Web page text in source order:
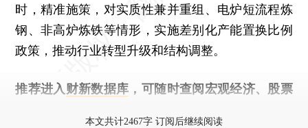
时，精准施策，对实质性兼并重组、电炉短流程炼
钢、非高炉炼铁等情形，实施差别化产能置换比例
政策，推动行业转型升级和结构调整。
推荐进入 财新数据库 ，可随时查阅宏观经济、股票
本文共计2467字 订阅后继续阅读